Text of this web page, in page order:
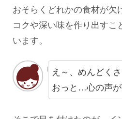
おそらくどれかの食材が欠
コクや深い味を作り出すこ
います。
え～、めんどくさ
おっと…心の声